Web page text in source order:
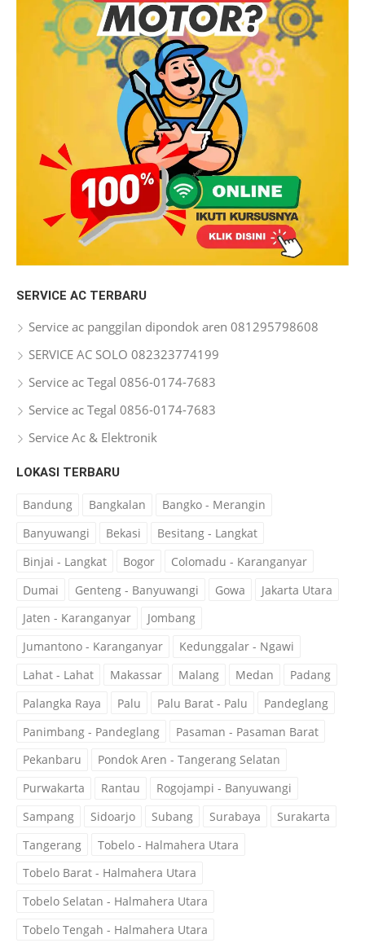
SERVICE AC TERBARU
Service ac panggilan dipondok aren 081295798608
SERVICE AC SOLO 082323774199
Service ac Tegal 0856-0174-7683
Service ac Tegal 0856-0174-7683
Service Ac & Elektronik
LOKASI TERBARU
Bandung Bangkalan
Bangko - Merangin
Banyuwangi
Bekasi
Besitang - Langkat
Binjai - Langkat
Bogor
Colomadu - Karanganyar
Dumai
Genteng - Banyuwangi Gowa
Jakarta Utara
Jaten - Karanganyar
Jombang
Jumantono - Karanganyar
Kedunggalar - Ngawi
Lahat - Lahat
Makassar Malang Medan
Padang
Palangka Raya
Palu Palu Barat - Palu
Pandeglang
Panimbang - Pandeglang
Pasaman - Pasaman Barat
Pekanbaru
Pondok Aren - Tangerang Selatan
Purwakarta
Rantau
Rogojampi - Banyuwangi
Sampang
Sidoarjo Subang Surabaya
Surakarta
Tangerang
Tobelo - Halmahera Utara
Tobelo Barat - Halmahera Utara
Tobelo Selatan - Halmahera Utara
Tobelo Tengah - Halmahera Utara